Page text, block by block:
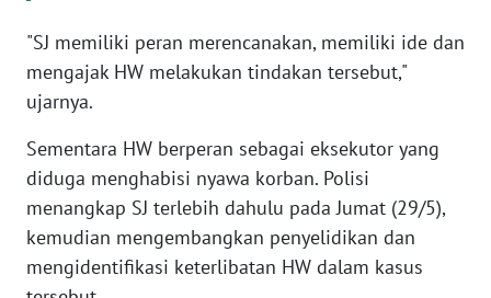
"SJ memiliki peran merencanakan, memiliki ide dan
mengajak HW melakukan tindakan tersebut,"
ujarnya.
Sementara HW berperan sebagai eksekutor yang
diduga menghabisi nyawa korban. Polisi
menangkap SJ terlebih dahulu pada Jumat (29/5),
kemudian mengembangkan penyelidikan dan
mengidentifikasi keterlibatan HW dalam kasus
JABAR
WN
WN
NTT
WN
KEPRI